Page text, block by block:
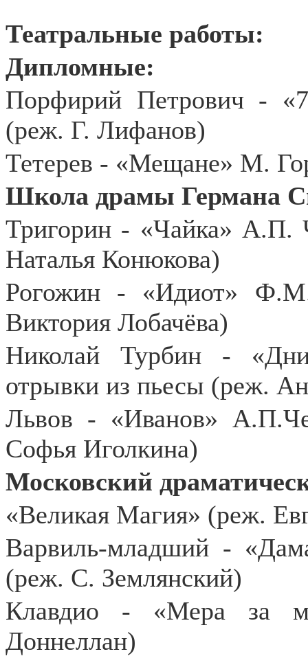
Театральные работы:
Дипломные:
Порфирий Петрович -
(реж. Г. Лифанов)
Тетерев - «Мещане» М.
Школа драмы Германа
Тригорин - «Чайка» А.П.
Наталья Конюкова)
Рогожин - «Идиот» Ф.М.
Виктория Лобачёва)
Николай Турбин -
отрывки из пьесы (реж.
Львов - «Иванов»
Софья Иголкина)
Московский
«Великая Магия» (реж.
Варвиль-младший -
(реж. С. Землянский)
Клавдио - «Мера за
Доннеллан)